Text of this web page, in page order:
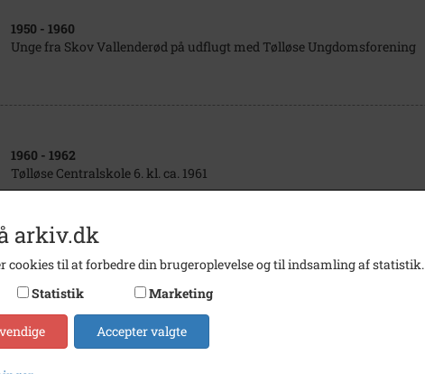
1950 - 1960
Unge fra Skov Vallenderød på udflugt med Tølløse Ungdomsforening
1960 - 1962
Tølløse Centralskole 6. kl. ca. 1961
Elever Tølløse Centralskole 7. kl. 1962
arkiv.dk
cookies til at forbedre din brugeroplevelse og til indsamling af statistik.
Statistik Marketing
Accepter valgte